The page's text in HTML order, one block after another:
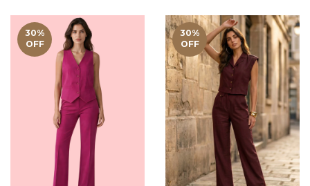
30%
OFF
30%
OFF